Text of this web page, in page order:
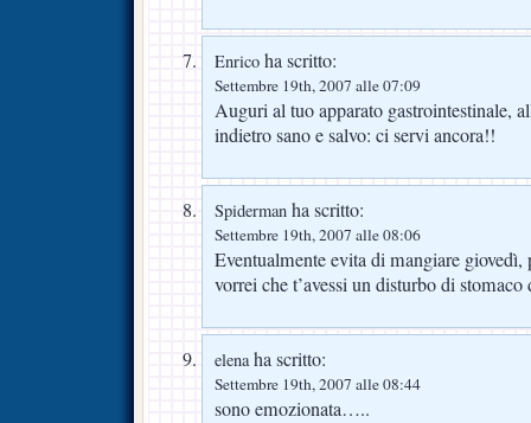
Enrico ha scritto:
Settembre 19th, 2007 alle 07:09
Auguri al tuo apparato gastrointestinale,
indietro sano e salvo: ci servi ancora!!
Spiderman ha scritto:
Settembre 19th, 2007 alle 08:06
Eventualmente evita di mangiare
vorrei che t’avessi un disturbo di
elenaha scritto:
Settembre 19th, 2007 alle 08:44
sono emozionata…..